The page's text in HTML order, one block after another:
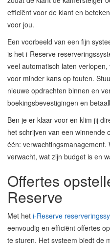
efficiënt voor de klant en
voor jou.
Een voorbeeld van een fijn
is het i-Reserve
veel automatisch laten
voor minder kans op fouten.
nieuwe opdrachten binnen en
boekingsbevestigingen en
Ben je er klaar voor en klim jij
het schrijven van een winnende
één: verwachtingsmanagement.
verwacht, wat zijn budget is en
Offertes
Reserve
Met het i-Reserve
eenvoudig en efficiënt offertes
te sturen. Het systeem biedt de